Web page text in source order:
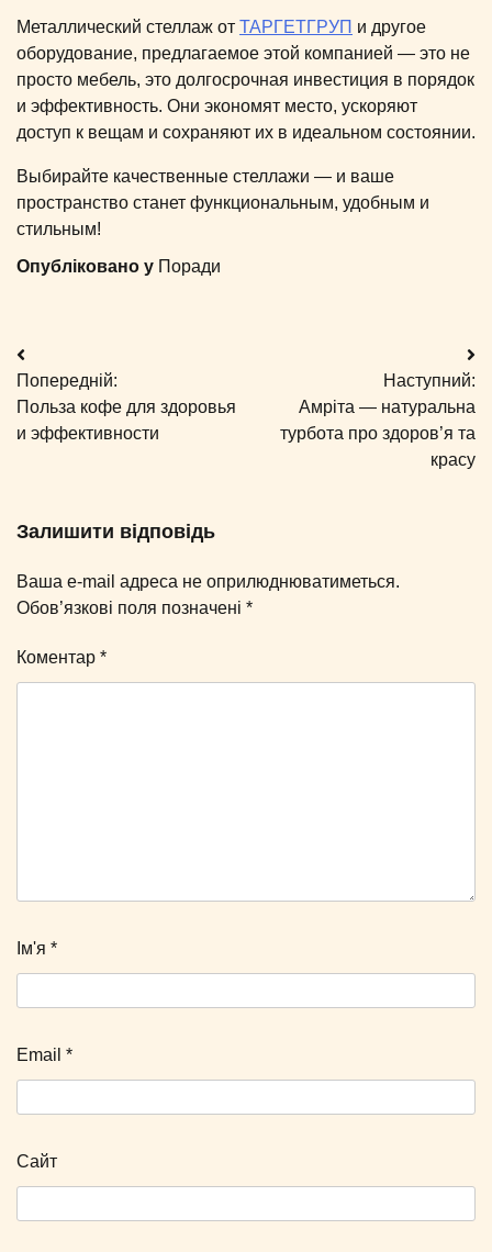
Металлический стеллаж от ТАРГЕТГРУП и другое
оборудование, предлагаемое этой компанией — это не
просто мебель, это долгосрочная инвестиция в порядок
и эффективность. Они экономят место, ускоряют
доступ к вещам и сохраняют их в идеальном состоянии.
Выбирайте качественные стеллажи — и ваше
пространство станет функциональным, удобным и
стильным!
Опубліковано у Поради
Навігація
записів
Попередній:
Польза кофе для здоровья
и эффективности
Наступний:
Амріта — натуральна
турбота про здоров’я та
красу
Залишити відповідь
Ваша e-mail адреса не оприлюднюватиметься.
Обов’язкові поля позначені *
Коментар *
Ім'я *
Email *
Сайт